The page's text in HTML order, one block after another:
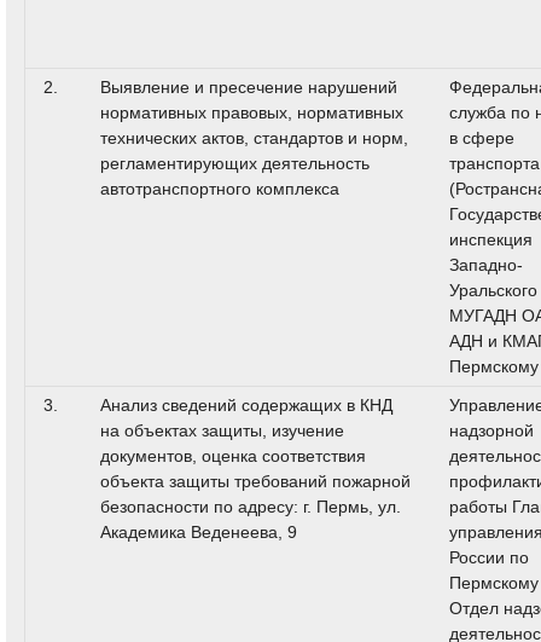
2.
Выявление и пресечение нарушений
нормативных правовых, нормативных
технических актов, стандартов и норм,
регламентирующих деятельность
автотранспортного комплекса
служба по
в сфере
транспорта
инспекция
Западно-
Уральского
МУГАДН
АДН и
3.
Анализ сведений содержащих в КНД
на объектах защиты, изучение
документов, оценка соответствия
объекта защиты требований пожарной
безопасности по адресу: г. Пермь, ул.
Академика Веденеева, 9
надзорной
работы
России по
Отдел